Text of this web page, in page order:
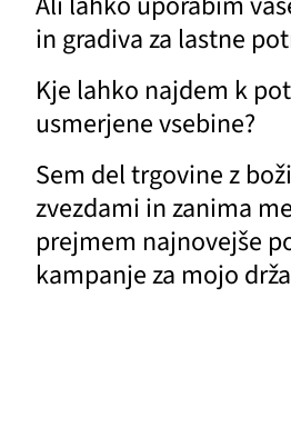
in gradiva za lastne
Kje lahko najdem k
usmerjene vsebine?
Sem del trgovine z
zvezdami in zanima
prejmem najnovejše
kampanje za mojo